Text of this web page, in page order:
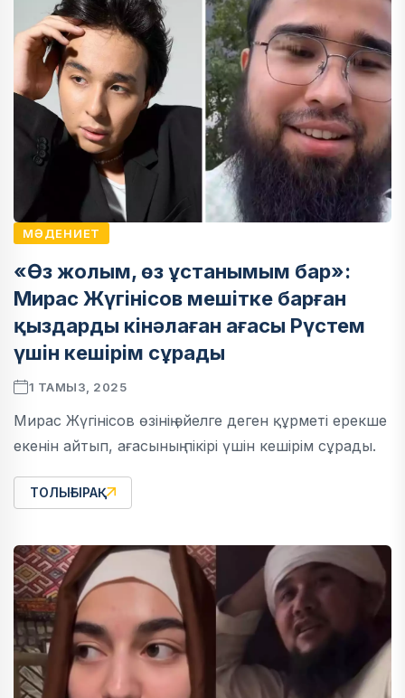
МӘДЕНИЕТ
«Өз жолым, өз ұстанымым бар»:
Мирас Жүгінісов мешітке барған
қыздарды кінәлаған ағасы Рүстем
үшін кешірім сұрады
1 ТАМЫЗ, 2025
Мирас Жүгінісов өзінің әйелге деген құрметі ерекше
екенін айтып, ағасының пікірі үшін кешірім сұрады.
ТОЛЫҒЫРАҚ